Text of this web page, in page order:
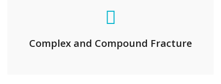
Complex and Compound Fracture